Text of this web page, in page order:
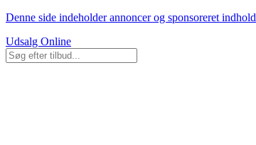
Denne side indeholder annoncer og sponsoreret indhold
Udsalg Online